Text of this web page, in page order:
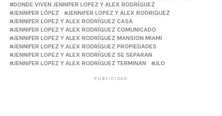
DONDE VIVEN JENNIFER LOPEZ Y ALEX RODRÍGUEZ
JENNIFER LÓPEZ
JENNIFER LOPEZ Y ALEX RODRIGUEZ
JENNIFER LOPEZ Y ALEX RODRÍGUEZ CASA
JENNIFER LOPEZ Y ALEX RODRÍGUEZ COMUNICADO
JENNIFER LOPEZ Y ALEX RODRÍGUEZ MANSION MIAMI
JENNIFER LOPEZ Y ALEX RODRÍGUEZ PROPIEDADES
JENNIFER LOPEZ Y ALEX RODRÍGUEZ SE SEPARAN
JENNIFER LOPEZ Y ALEX RODRÍGUEZ TERMINAN
JLO
PUBLICIDAD